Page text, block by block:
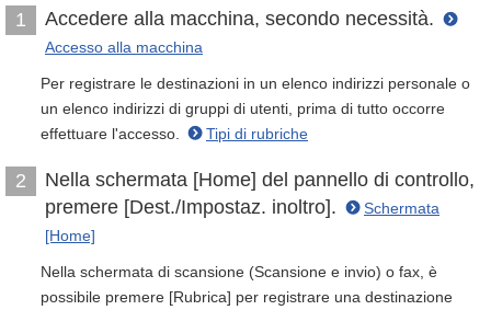
1 Accedere alla macchina, secondo necessità.
Accesso alla macchina
Per registrare le destinazioni in un elenco indirizzi personale o
un elenco indirizzi di gruppi di utenti, prima di tutto occorre
effettuare l'accesso.
Tipi di rubriche
2
Nella schermata [Home] del pannello di controllo,
premere [Dest./Impostaz. inoltro].
Schermata
[Home]
Nella schermata di scansione (Scansione e invio) o fax, è
possibile premere [Rubrica] per registrare una destinazione